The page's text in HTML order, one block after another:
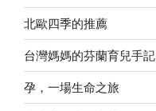
北歐四季的推薦
台灣媽媽的芬蘭育兒手記
孕，一場生命之旅